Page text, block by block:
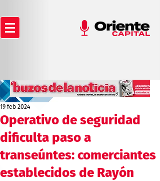
Operativo de seguridad
dificulta paso a
transeúntes: comerciantes
establecidos de Rayón
19 feb 2024